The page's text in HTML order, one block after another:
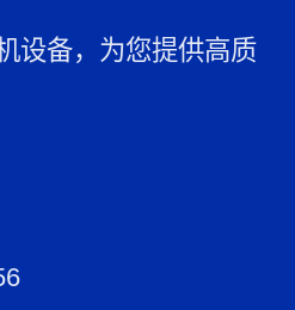
设备，为您提供高质